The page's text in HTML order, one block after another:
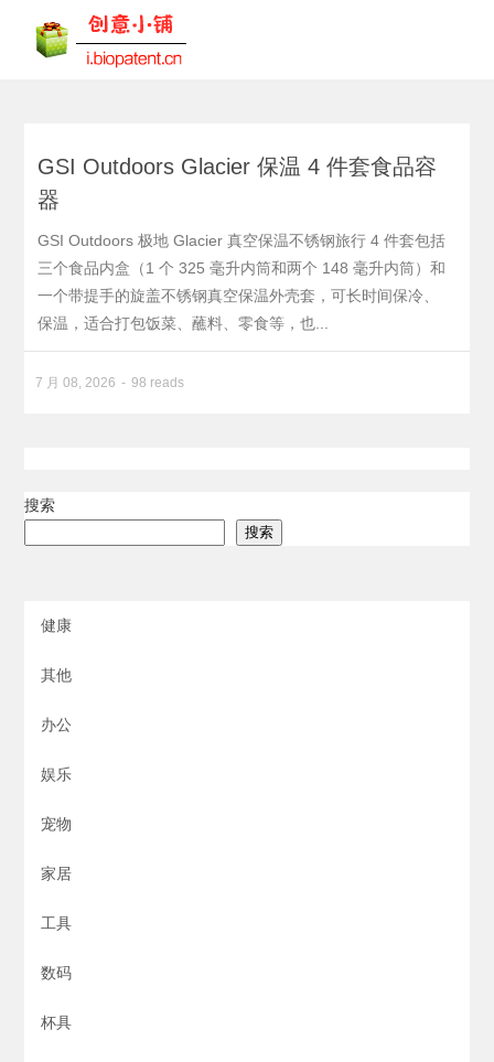
GSI Outdoors Glacier 保温 4 件套食品容
器
GSI Outdoors 极地 Glacier 真空保温不锈钢旅行 4 件套包括
三个食品内盒（1 个 325 毫升内筒和两个 148 毫升内筒）和
一个带提手的旋盖不锈钢真空保温外壳套，可长时间保冷、
保温，适合打包饭菜、蘸料、零食等，也...
7 月 08, 2026 98 reads
搜索
搜索
健康
其他
办公
娱乐
宠物
家居
工具
数码
杯具